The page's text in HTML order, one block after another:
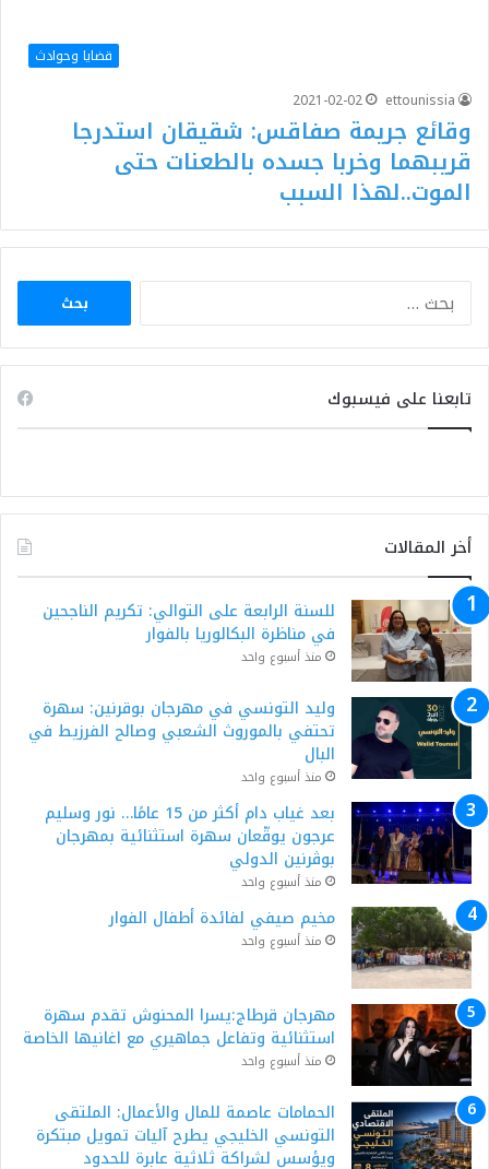
قضايا وحوادث
ettounissia
2021-02-02
وقائع جريمة صفاقس: شقيقان استدرجا
قريبهما وخربا جسده بالطعنات حتى
الموت..لهذا السبب
البحث
تابعنا على فيسبوك
أخر المقالات
للسنة الرابعة على التوالي: تكريم الناجحين
في مناظرة البكالوريا بالفوار
منذ أسبوع واحد
وليد التونسي في مهرجان بوقرنين: سهرة
تحتفي بالموروث الشعبي وصالح الفرزيط في
البال
منذ أسبوع واحد
بعد غياب دام أكثر من 15 عامًا… نور وسليم
عرجون يوقّعان سهرة استثنائية بمهرجان
بوڨرنين الدولي
منذ أسبوع واحد
مخيم صيفي لفائدة أطفال الفوار
منذ أسبوع واحد
مهرجان قرطاج:يسرا المحنوش تقدم سهرة
استثنائية وتفاعل جماهيري مع اغانيها الخاصة
منذ أسبوع واحد
الحمامات عاصمة للمال والأعمال: الملتقى
التونسي الخليجي يطرح آليات تمويل مبتكرة
ويؤسس لشراكة ثلاثية عابرة للحدود